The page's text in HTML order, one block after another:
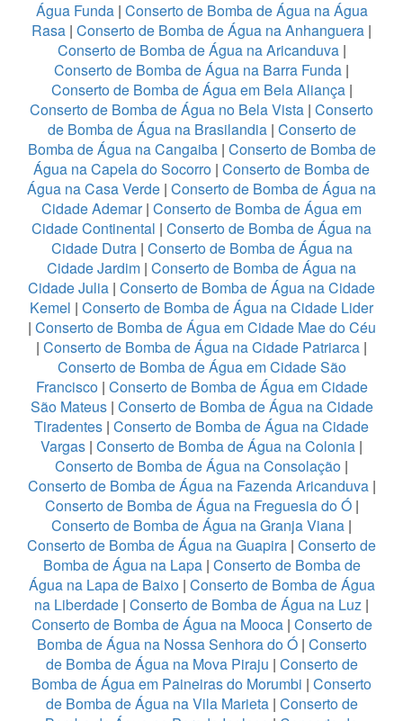
Água Funda| Conserto de Bomba de Água na Água
Rasa | Conserto de Bomba de Água na Anhanguera |
Conserto de Bomba de Água na Aricanduva|
Conserto de Bomba de Água na Barra Funda |
Conserto de Bomba de Água em Bela Aliança |
Conserto de Bomba de Água no Bela Vista | Conserto
de Bomba de Água na Brasilandia| Conserto de
Bomba de Água na Cangaiba| Conserto de Bomba de
Água na Capela do Socorro | Conserto de Bomba de
Água na Casa Verde | Conserto de Bomba de Água na
Cidade Ademar| Conserto de Bomba de Água em
Cidade Continental | Conserto de Bomba de Água na
Cidade Dutra | Conserto de Bomba de Água na
Cidade Jardim | Conserto de Bomba de Água na
Cidade Julia | Conserto de Bomba de Água na Cidade
Kemel | Conserto de Bomba de Água na Cidade Lider
| Conserto de Bomba de Água em Cidade Mae do Céu
| Conserto de Bomba de Água na Cidade Patriarca |
Conserto de Bomba de Água em Cidade São
Francisco | Conserto de Bomba de Água em Cidade
São Mateus| Conserto de Bomba de Água na Cidade
Tiradentes | Conserto de Bomba de Água na Cidade
Vargas | Conserto de Bomba de Água na Colonia |
Conserto de Bomba de Água na Consolação |
Conserto de Bomba de Água na Fazenda Aricanduva|
Conserto de Bomba de Água na Freguesia do Ó|
Conserto de Bomba de Água na Granja Viana |
Conserto de Bomba de Água na Guapira | Conserto de
Bomba de Água na Lapa| Conserto de Bomba de
Água na Lapa de Baixo | Conserto de Bomba de Água
na Liberdade | Conserto de Bomba de Água na Luz |
Conserto de Bomba de Água na Mooca| Conserto de
Bomba de Água na Nossa Senhora do Ó| Conserto
de Bomba de Água na Mova Piraju | Conserto de
Bomba de Água em Paineiras do Morumbi | Conserto
de Bomba de Água na Vila Marieta| Conserto de